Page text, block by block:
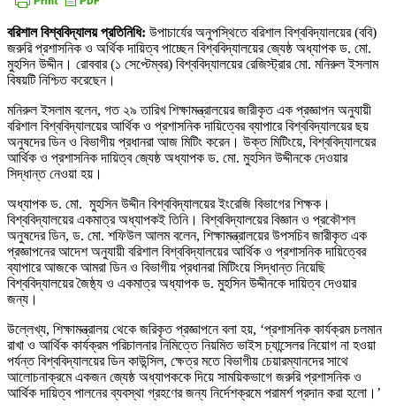
বরিশাল বিশ্ববিদ্যালয় প্রতিনিধি: উপাচার্যের অনুপস্থিতে বরিশাল বিশ্ববিদ্যালয়ের (ববি)
জরুরি প্রশাসনিক ও অর্থিক দায়িত্ব পাচ্ছেন বিশ্ববিদ্যালয়ের জ্যেষ্ঠ অধ্যাপক ড. মো.
মুহসিন উদ্দীন। রোববার (১ সেপ্টেম্বর) বিশ্ববিদ্যালয়ের রেজিস্ট্রার মো. মনিরুল ইসলাম
বিষয়টি নিশ্চিত করেছেন।
মনিরুল ইসলাম বলেন, গত ২৯ তারিখ শিক্ষামন্ত্রালয়ের জারীকৃত এক প্রজ্ঞাপন অনুযায়ী
বরিশাল বিশ্ববিদ্যালয়ের আর্থিক ও প্রশাসনিক দায়িত্বের ব্যাপারে বিশ্ববিদ্যালয়ের ছয়
অনুষদের ডিন ও বিভাগীয় প্রধানরা আজ মিটিং করেন। উক্ত মিটিংয়ে, বিশ্ববিদ্যালয়ের
আর্থিক ও প্রশাসনিক দায়িত্ব জ্যেষ্ঠ অধ্যাপক ড. মো. মুহসিন উদ্দীনকে দেওয়ার
সিদ্ধান্ত নেওয়া হয়।
অধ্যাপক ড. মো. মুহসিন উদ্দীন বিশ্ববিদ্যালয়ের ইংরেজি বিভাগের শিক্ষক।
বিশ্ববিদ্যালয়ের একমাত্র অধ্যাপকই তিনি। বিশ্ববিদ্যালয়ের বিজ্ঞান ও প্রকৌশল
অনুষদের ডিন, ড. মো. শফিউল আলম বলেন, শিক্ষামন্ত্রালয়ের উপসচিব জারীকৃত এক
প্রজ্ঞাপনের আদেশ অনুযায়ী বরিশাল বিশ্ববিদ্যালয়ের আর্থিক ও প্রশাসনিক দায়িত্বের
ব্যাপারে আজকে আমরা ডিন ও বিভাগীয় প্রধানরা মিটিংয়ে সিদ্ধান্ত নিয়েছি
বিশ্ববিদ্যালয়ের জৈষ্ঠ্য ও একমাত্র অধ্যাপক ড. মুহসিন উদ্দীনকে দায়িত্ব দেওয়ার
জন্য।
উল্লেখ্য, শিক্ষামন্ত্রালয় থেকে জরিকৃত প্রজ্ঞাপনে বলা হয়, ‘প্রশাসনিক কার্যক্রম চলমান
রাখা ও আর্থিক কার্যক্রম পরিচালনার নিমিত্তে নিয়মিত ভাইস চ্যান্সেলর নিয়োগ না হওয়া
পর্যন্ত বিশ্ববিদ্যালয়ের ডিন কাউন্সিল, ক্ষেত্র মতে বিভাগীয় চেয়ারম্যানদের সাথে
আলোচনাক্রমে একজন জ্যেষ্ঠ অধ্যাপককে দিয়ে সাময়িকভাগে জরুরি প্রশাসনিক ও
আর্থিক দায়িত্ব পালনের ব্যবস্থা গ্রহণের জন্য নির্দেশক্রমে পরামর্শ প্রদান করা হলো।’